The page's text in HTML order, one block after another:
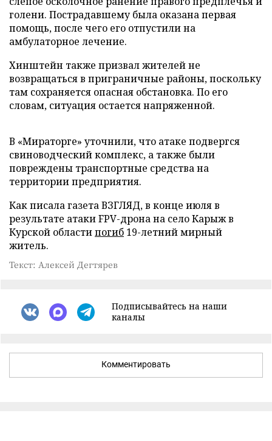
голени. Пострадавшему была оказана первая
помощь, после чего его отпустили на
амбулаторное лечение.
Хинштейн также призвал жителей не
возвращаться в приграничные районы, поскольку
там сохраняется опасная обстановка. По его
словам, ситуация остается напряженной.
В «Мираторге» уточнили, что атаке подвергся
свиноводческий комплекс, а также были
повреждены транспортные средства на
территории предприятия.
Как писала газета ВЗГЛЯД, в конце июля в
результате атаки FPV-дрона на село Карыж в
Курской областипогиб 19-летний мирный
житель.
Текст: Алексей Дегтярев
Подписывайтесь на наши
каналы
Комментировать